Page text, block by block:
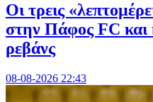
Οι τρεις
στην Πάφος FC και
ρεβάνς
08-08-2026 22:43